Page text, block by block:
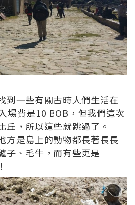
到一些有關古時人們生活在
場費是10 BOB，但我們這次
丘，所以這些就跳過了。
方是島上的動物都長著長長
子、毛牛，而有些更是